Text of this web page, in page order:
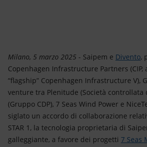
Milano, 5 marzo 2025 - Saipem e Divento,
Copenhagen Infrastructure Partners
“flagship” Copenhagen Infrastructure V),
venture tra Plenitude (Società controllata
(Gruppo CDP), 7 Seas Wind Power e
siglato un accordo di collaborazione
STAR 1, la tecnologia proprietaria di
galleggiante, a favore dei progetti 7 Seas